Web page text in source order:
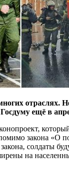
ещё в
закона
закона, солдаты
на